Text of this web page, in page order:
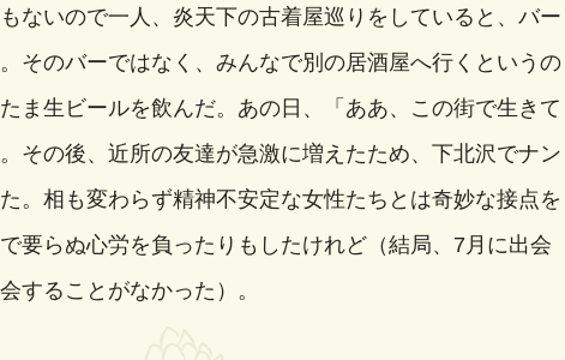
ないので一人、炎天下の古着屋巡りをしていると、バー
そのバーではなく、みんなで別の居酒屋へ行くというの
ま生ビールを飲んだ。あの日、「ああ、この街で生きて
その後、近所の友達が急激に増えたため、下北沢でナン
。相も変わらず精神不安定な女性たちとは奇妙な接点を
要らぬ心労を負ったりもしたけれど（結局、7月に出会
することがなかった）。